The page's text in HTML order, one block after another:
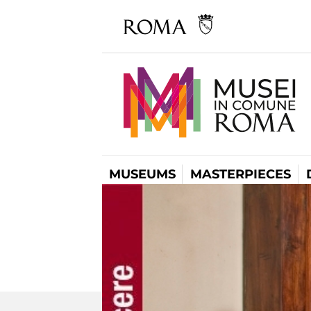
MUSEUMS MASTERPIECES